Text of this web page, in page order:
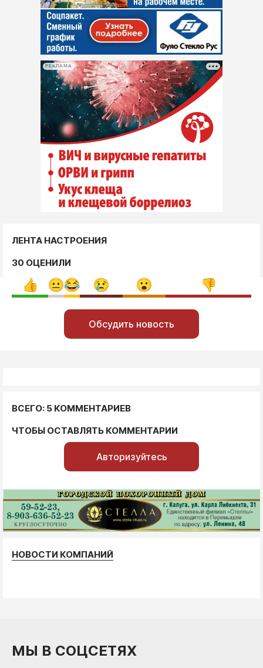
РЕКЛАМА
ЛЕНТА НАСТРОЕНИЯ
30 ОЦЕНИЛИ
Обсудить новость
ВСЕГО: 5 КОММЕНТАРИЕВ
ЧТОБЫ ОСТАВЛЯТЬ КОММЕНТАРИИ
Авторизуйтесь
НОВОСТИ КОМПАНИЙ
МЫ В СОЦСЕТЯХ